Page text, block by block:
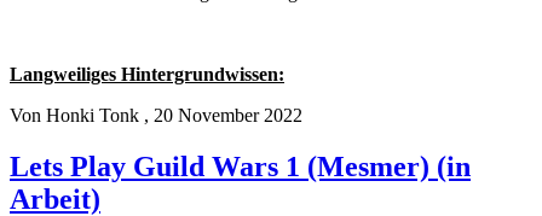
Langweiliges Hintergrundwissen:
Von Honki Tonk , 20 November 2022
Lets Play Guild Wars 1 (Mesmer) (in
Arbeit)